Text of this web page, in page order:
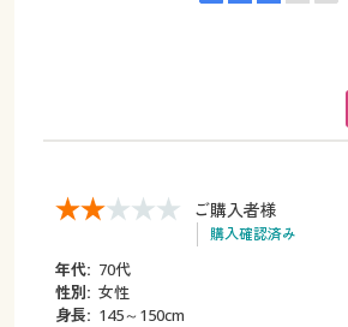
ご購入者様
購入確認済み
年代: 70代
性別: 女性
身長: 145～150cm